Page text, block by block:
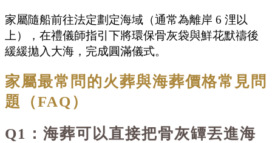
家屬隨船前往法定劃定海域（通常為離岸 6 浬以
上），在禮儀師指引下將環保骨灰袋與鮮花默禱後
緩緩拋入大海，完成圓滿儀式。
家屬最常問的火葬與海葬價格常見問
題（FAQ）
Q1：海葬可以直接把骨灰罈丟進海